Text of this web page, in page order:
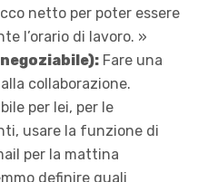
netto per poter essere
l’orario di lavoro. »
Fare una
collaborazione.
per lei, per le
usare la funzione di
per la mattina
definire quali